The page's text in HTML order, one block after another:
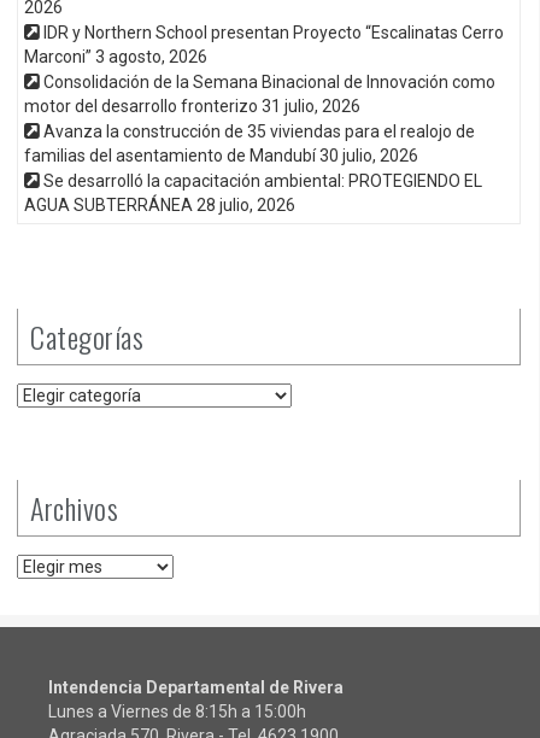
2026
IDR y Northern School presentan Proyecto “Escalinatas Cerro
Marconi” 3 agosto, 2026
Consolidación de la Semana Binacional de Innovación como
motor del desarrollo fronterizo 31 julio, 2026
Avanza la construcción de 35 viviendas para el realojo de
familias del asentamiento de Mandubí30 julio, 2026
Se desarrolló la capacitación ambiental: PROTEGIENDO EL
AGUA SUBTERRÁNEA 28 julio, 2026
Categorías
Categorías
Archivos
Archivos
Intendencia Departamental de Rivera
Lunes a Viernes de 8:15h a 15:00h